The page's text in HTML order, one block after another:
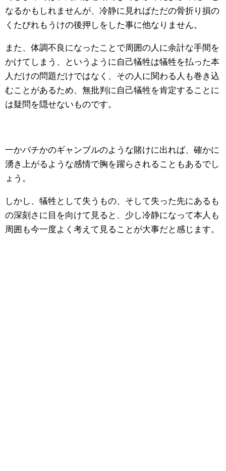
なるかもしれませんが、冷静に見ればただの骨折り損の
くたびれもうけの後押しをした事に他なりません。
また、体調不良になったことで周囲の人に余計な手間を
かけてしまう、というように自己犠牲は犠牲を払った本
人だけの問題だけではなく、その人に関わる人も巻き込
むことがあるため、無批判に自己犠牲を肯定することに
は疑問を隠せないものです。
一かバチかのギャンブルのような賭けに出れば、確かに
湧き上がるような感情で胸を躍らされることもあるでし
ょう。
しかし、犠牲として失うもの、そして失った先にあるも
の深刻さに目を向けて見ると、少し冷静になって本人も
周囲も今一度よく考えて見ることが大事だと感じます。